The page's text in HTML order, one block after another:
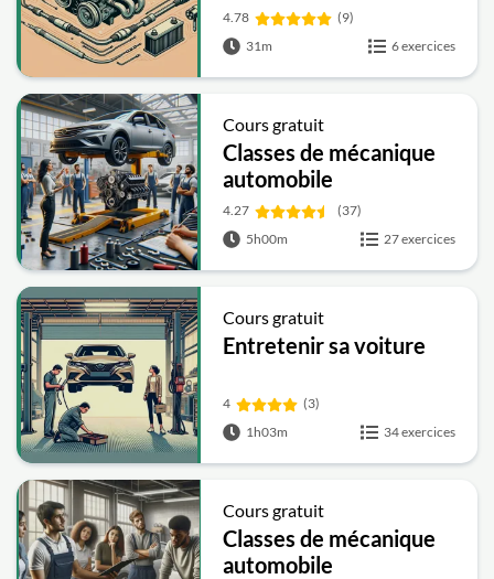
4.78
(9)
31m
6 exercices
Cours gratuit
Classes de mécanique
automobile
4.27
(37)
5h00m
27 exercices
Cours gratuit
Entretenir sa voiture
4
(3)
1h03m
34 exercices
Cours gratuit
Classes de mécanique
automobile